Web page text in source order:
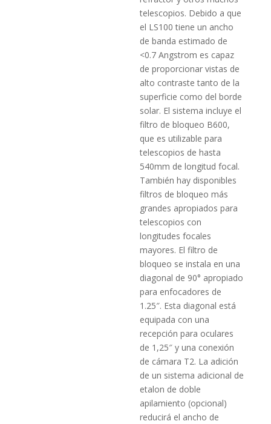
telescopios. Debido a que
el LS100 tiene un ancho
de banda estimado de
<0.7 Angstrom es capaz
de proporcionar vistas de
alto contraste tanto de la
superficie como del borde
solar. El sistema incluye el
filtro de bloqueo B600,
que es utilizable para
telescopios de hasta
540mm de longitud focal.
También hay disponibles
filtros de bloqueo más
grandes apropiados para
telescopios con
longitudes focales
mayores. El filtro de
bloqueo se instala en una
diagonal de 90° apropiado
para enfocadores de
1.25″. Esta diagonal está
equipada con una
recepción para oculares
de 1,25″ y una conexión
de cámara T2. La adición
de un sistema adicional de
etalon de doble
apilamiento (opcional)
reducirá el ancho de